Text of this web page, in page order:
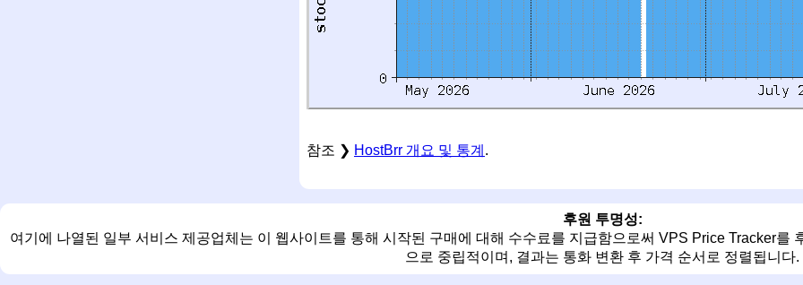
참조 ❯ HostBrr 개요 및 통계 .
후원 투명성:
여기에 나열된 일부 서비스 제공업체는 이 웹사이트를 통해 시작된 구매에 대해 수수료를 지급함으로써 VPS Price Tracker를
으로 중립적이며, 결과는 통화 변환 후 가격 순서로 정렬됩니다.